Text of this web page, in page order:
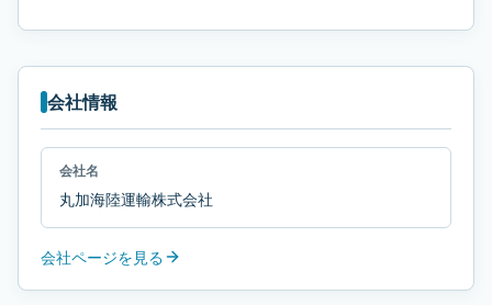
会社情報
会社名
丸加海陸運輸株式会社
会社ページを見る